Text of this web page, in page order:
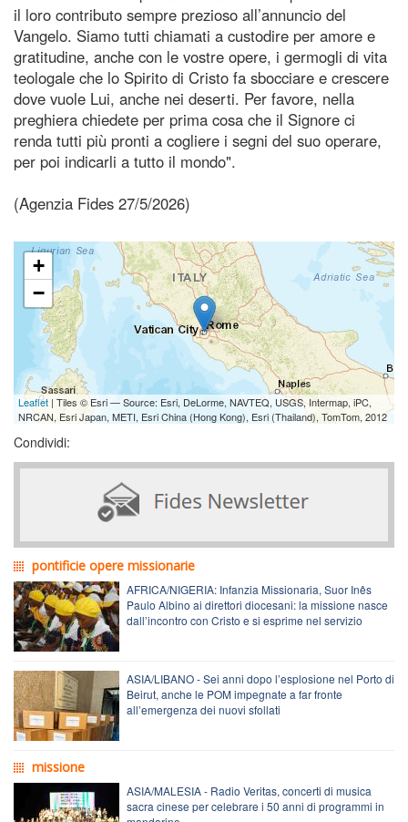
il loro contributo sempre prezioso all’annuncio del
Vangelo. Siamo tutti chiamati a custodire per amore e
gratitudine, anche con le vostre opere, i germogli di vita
teologale che lo Spirito di Cristo fa sbocciare e crescere
dove vuole Lui, anche nei deserti. Per favore, nella
preghiera chiedete per prima cosa che il Signore ci
renda tutti più pronti a cogliere i segni del suo operare,
per poi indicarli a tutto il mondo".
(Agenzia Fides 27/5/2026)
+
−
Leaflet | Tiles © Esri — Source: Esri, DeLorme, NAVTEQ, USGS, Intermap, iPC,
NRCAN, Esri Japan, METI, Esri China (Hong Kong), Esri (Thailand), TomTom, 2012
Condividi:
pontificie opere missionarie
AFRICA/NIGERIA: Infanzia Missionaria, Suor Inês
Paulo Albino ai direttori diocesani: la missione nasce
dall’incontro con Cristo e si esprime nel servizio
ASIA/LIBANO - Sei anni dopo l’esplosione nel Porto di
Beirut, anche le POM impegnate a far fronte
all’emergenza dei nuovi sfollati
missione
ASIA/MALESIA - Radio Veritas, concerti di musica
sacra cinese per celebrare i 50 anni di programmi in